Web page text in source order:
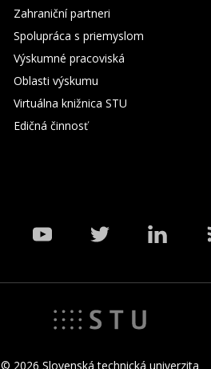
Zahraniční partneri
Spolupráca s priemyslom
Výskumné pracoviská
Oblasti výskumu
Virtuálna knižnica STU
Edičná činnosť
© 2026 Slovenská technická univerzita